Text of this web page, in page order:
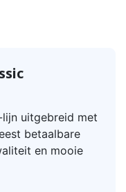
uitgebreid met
betaalbare
en mooie